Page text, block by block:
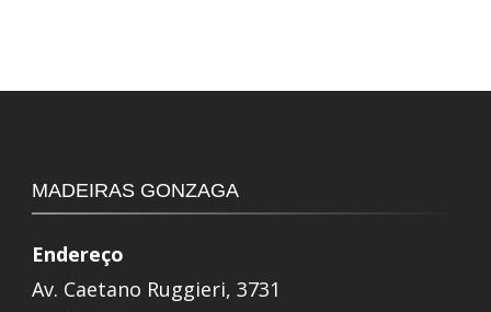
MADEIRAS GONZAGA
Endereço
Av. Caetano Ruggieri, 3731